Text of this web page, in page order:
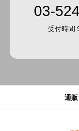
03-
受付時間
通